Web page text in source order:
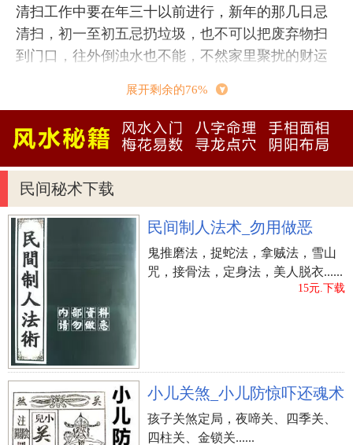
清扫工作中要在年三十以前进行，新年的那几日忌
清扫，初一至初五忌扔垃圾，也不可以把废弃物扫
到门口，往外倒浊水也不能，不然家里聚扰的财运
己婚女人忌初一走娘家
新年近几天，早已外嫁的女人和女婿要回女性娘家
来，仅有那样才不容易把娘家人吃穷。
忌追债
本地觉得，过年期间无论是被要债，或是是跟别人
要债的人，在一整年里都是会很倒楣，因而避讳向
人追债，更避讳被别人要债。自然也是有叫法是“欠
帐但是年”！因此 ，如果有盆友给你借出去了自身
的信任感，别忘记在除夕夜以前，立即偿还！
忌跟仍在入睡的人拜早年
年初一假如要出门拜早年，忌跟仍在入睡的人拜早
年，务必得直到另一方醒来之后才能够，不然会让
另一方一一年都躺在医院病床上。
展开剩余的76%
民间秘术下载
民间制人法术_勿用做恶
鬼推磨法，捉蛇法，拿贼法，雪山
咒，接骨法，定身法，美人脱衣......
15元.下载
小儿关煞_小儿防惊吓还魂术
孩子关煞定局，夜啼关、四季关、
四柱关、金锁关......